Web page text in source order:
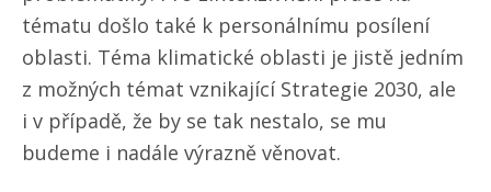
tématu došlo také k personálnímu posílení
oblasti. Téma klimatické oblasti je jistě jedním
z možných témat vznikající Strategie 2030, ale
i v případě, že by se tak nestalo, se mu
budeme i nadále výrazně věnovat.